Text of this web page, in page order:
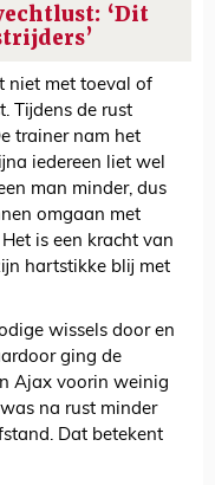
‘Dit
niet met toeval of
Tijdens de rust
trainer nam het
iedereen liet wel
man minder, dus
omgaan met
is een kracht van
hartstikke blij met
wissels door en
ging de
Ajax voorin weinig
na rust minder
Dat betekent